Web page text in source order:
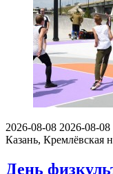
2026-08-08 2026-08-08
Казань, Кремлёвская
День